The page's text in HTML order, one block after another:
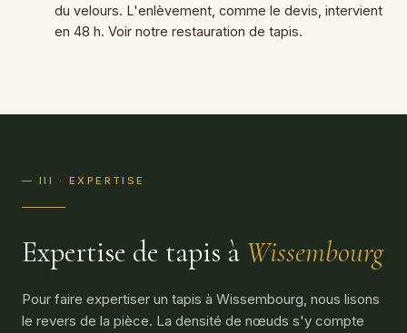
du velours. L'enlèvement, comme le devis, intervient
en 48 h. Voir notre restauration de tapis.
— III · EXPERTISE
Expertise de tapis à Wissembourg
Pour faire expertiser un tapis à Wissembourg, nous lisons
le revers de la pièce. La densité de nœuds s'y compte